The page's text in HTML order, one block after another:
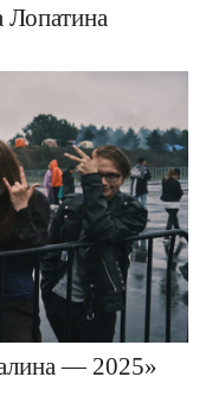
Лопатина
— 2025»